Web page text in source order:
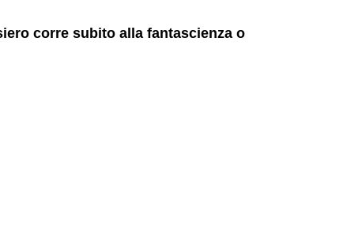
corre subito alla fantascienza o